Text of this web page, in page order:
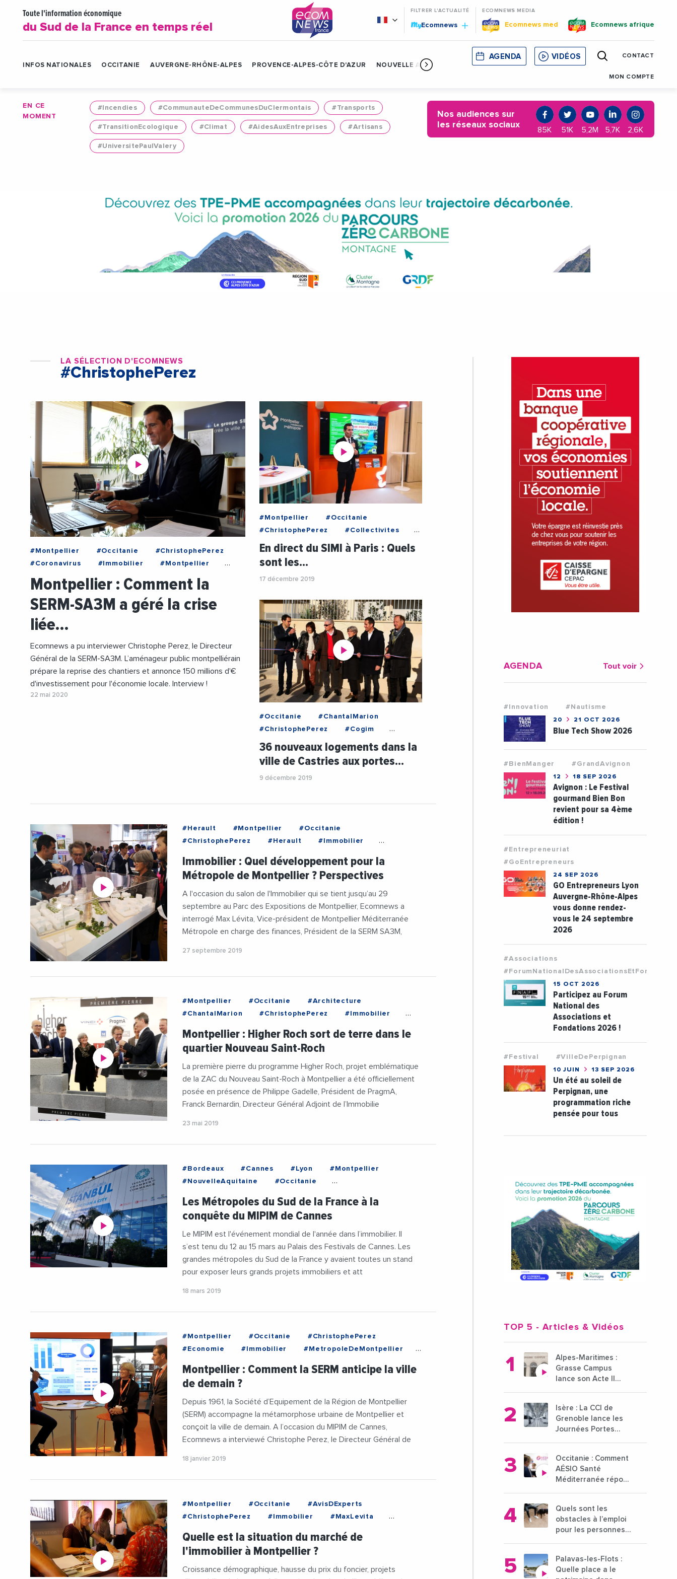
Toute l'information économique
du Sud de la France en temps réel
FILTRER L'ACTUALITÉ
MyEcomnews
ECOMNEWS MEDIA
Ecomnews med Ecomnews afrique
INFOS NATIONALES OCCITANIE AUVERGNE-RHÔNE-ALPES PROVENCE-ALPES-CÔTE D'AZUR NOUVELLE AQUITAINE CORSE MONACO CATALOGNE
AGENDA VIDÉOS CONTACT
MON COMPTE
EN CE
MOMENT
#Incendies #CommunauteDeCommunesDuClermontais #Transports
#TransitionEcologique #Climat #AidesAuxEntreprises #Artisans
#UniversitePaulValery
Nos audiences sur
les réseaux sociaux
85K 51K 5,2M 5,7K 2,6K
LA SÉLECTION D'ECOMNEWS
#ChristophePerez
#Montpellier #Occitanie
#ChristophePerez
#Coronavirus
#Immobilier
#Montpellier
#SERMSA3M
#Videos
Montpellier : Comment la
SERM-SA3M a géré la crise
liée…
Ecomnews a pu interviewer Christophe Perez, le Directeur
Général de la SERM-SA3M. L’aménageur public montpelliérain
prépare la reprise des chantiers et annonce 150 millions d'€
d'investissement pour l'économie locale. Interview !
22 mai 2020
#Montpellier
#Occitanie
#ChristophePerez
#Collectivites
#Entreprises
#Immobilier
#MetropoleDeMontpellier
#Montpellier
#Urbanisme
#Videos
En direct du SIMI à Paris : Quels
sont les…
17 décembre 2019
#Occitanie
#ChantalMarion
#ChristophePerez
#Cogim
#GilbertPastor
#Occitanie
#Urbanisme
#Videos
#VilleDeCastries
36 nouveaux logements dans la
ville de Castries aux portes…
9 décembre 2019
#Herault #Montpellier
#Occitanie
#ChristophePerez
#Herault
#Immobilier
#Montpellier
#Nexity
#Occitanie
#PhilippeRibouet
#SalonDeLImmoblier
#SERMSA3M
#Urbanisme #Videos
Immobilier : Quel développement pour la
Métropole de Montpellier ? Perspectives
A l'occasion du salon de l'Immobilier qui se tient jusqu’au 29
septembre au Parc des Expositions de Montpellier, Ecomnews a
interrogé Max Lévita, Vice-président de Montpellier Méditerranée
Métropole en charge des finances, Président de la SERM SA3M,
27 septembre 2019
#Montpellier #Occitanie
#Architecture
#ChantalMarion
#ChristophePerez
#Immobilier
#MetropoleDeMontpellier
#Montpellier
#Occitanie
#Pragma #SERMSA3M
#Videos
Montpellier : Higher Roch sort de terre dans le
quartier Nouveau Saint-Roch
La première pierre du programme Higher Roch, projet emblématique
de la ZAC du Nouveau Saint-Roch à Montpellier a été officiellement
posée en présence de Philippe Gadelle, Président de PragmA,
Franck Bernardin, Directeur Général Adjoint de l’Immobilie
23 mai 2019
#Bordeaux #Cannes #Lyon
#Montpellier
#NouvelleAquitaine
#Occitanie
#AgglomerationDeSophiaAntipolis
#Architecture
#Bordeaux
#Cannes
#ChristophePerez
#DavidKimelfeld
#Immobilier
#JeanLeonetti
#JeanLucMoudenc
#Lyon
#MetropoleDeMontpellier
#MetropoleDeToulouse
#Montpellier
#NicolasFlorian
#NouvelleAquitaine
#SERMSA3M
Les Métropoles du Sud de la France à la
conquête du MIPIM de Cannes
Le MIPIM est l'événement mondial de l'année dans l’immobilier. Il
s’est tenu du 12 au 15 mars au Palais des Festivals de Cannes. Les
grandes métropoles du Sud de la France y avaient toutes un stand
pour exposer leurs grands projets immobiliers et att
18 mars 2019
#Montpellier #Occitanie
#ChristophePerez
#Economie
#Immobilier
#MetropoleDeMontpellier
#Urbanisme
#Videos
Montpellier : Comment la SERM anticipe la ville
de demain ?
Depuis 1961, la Société d’Equipement de la Région de Montpellier
(SERM) accompagne la métamorphose urbaine de Montpellier et
conçoit la ville de demain. A l’occasion du MIPIM de Cannes,
Ecomnews a interviewé Christophe Perez, le Directeur Général de
18 janvier 2019
#Montpellier #Occitanie
#AvisDExperts
#ChristophePerez
#Immobilier
#MaxLevita
#Occitanie
#PhilippeRibouet
#SalonDeLImmobilierMontpellier
#SERMSA3M
#Videos
Quelle est la situation du marché de
l'immobilier à Montpellier ?
Croissance démographique, hausse du prix du foncier, projets
AGENDA Tout voir
#Innovation #Nautisme
20 21 OCT 2026
Blue Tech Show 2026
#BienManger #GrandAvignon
12 18 SEP 2026
Avignon : Le Festival
gourmand Bien Bon
revient pour sa 4ème
édition !
#Entrepreneuriat
#GoEntrepreneurs
24 SEP 2026
GO Entrepreneurs Lyon
Auvergne-Rhône-Alpes
vous donne rendez-
vous le 24 septembre
2026
#Associations
15 OCT 2026
Participez au Forum
National des
Associations et
Fondations 2026 !
#Festival #VilleDePerpignan
10 JUIN 13 SEP 2026
Un été au soleil de
Perpignan, une
programmation riche
pensée pour tous
TOP 5 - Articles & Vidéos
Alpes-Maritimes :
Grasse Campus
lance son Acte II
pour l'enseignement
supérieur
Isère : La CCI de
Grenoble lance les
Journées Portes
21 octobre 2024
Occitanie : Comment
AÉSIO Santé
Méditerranée répond
médicaux ?
Quels sont les
obstacles à l’emploi
pour les personnes
Palavas-les-Flots :
Quelle place a le